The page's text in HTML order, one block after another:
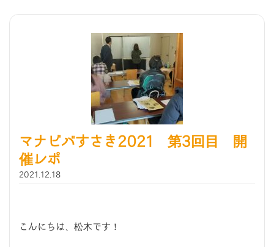
マナビバすさき2021 第3回目 開
催レポ
2021.12.18
こんにちは、松木です！